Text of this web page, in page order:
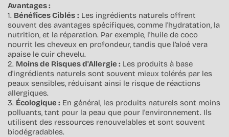
Avantages :
1. Bénéfices Ciblés : Les ingrédients naturels offrent
souvent des avantages spécifiques, comme l'hydratation, la
nutrition, et la réparation. Par exemple, l'huile de coco
nourrit les cheveux en profondeur, tandis que l’aloé vera
apaise le cuir chevelu.
2. Moins de Risques d'Allergie : Les produits à base
d'ingrédients naturels sont souvent mieux tolérés par les
peaux sensibles, réduisant ainsi le risque de réactions
allergiques.
3. Écologique : En général, les produits naturels sont moins
polluants, tant pour la peau que pour l'environnement. Ils
utilisent des ressources renouvelables et sont souvent
biodégradables.